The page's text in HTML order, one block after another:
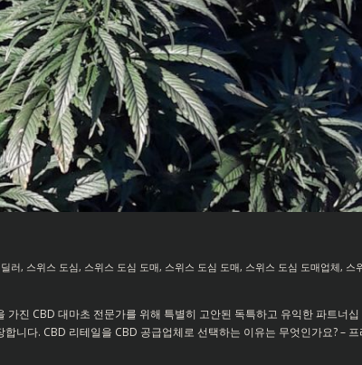
러, 스위스 도심, 스위스 도심 도매, 스위스 도심 도매, 스위스 도심 도매업체, 스
진 CBD 대마초 전문가를 위해 특별히 고안된 독특하고 유익한 파트너
니다. CBD 리테일을 CBD 공급업체로 선택하는 이유는 무엇인가요? –